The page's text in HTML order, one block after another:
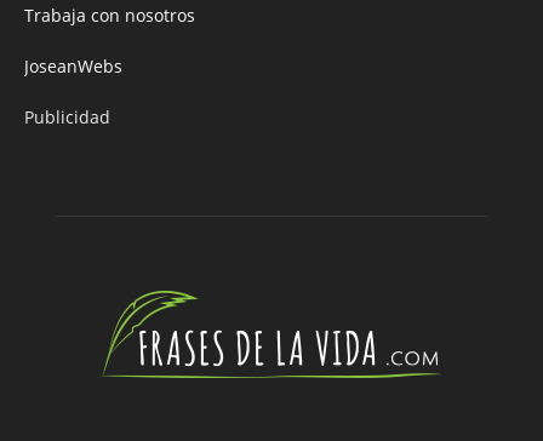
Trabaja con nosotros
JoseanWebs
Publicidad